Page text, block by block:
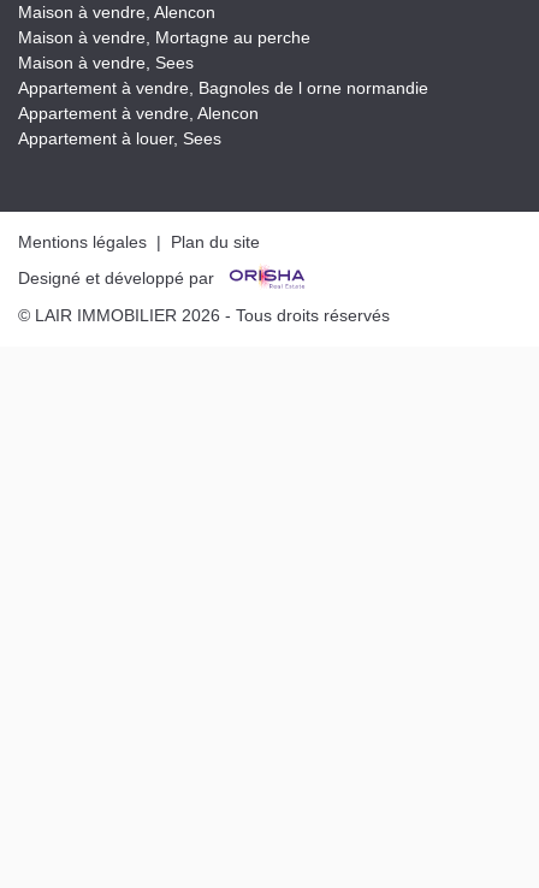
Maison à vendre, Alencon
Maison à vendre, Mortagne au perche
Maison à vendre, Sees
Appartement à vendre, Bagnoles de l orne normandie
Appartement à vendre, Alencon
Appartement à louer, Sees
Mentions légales | Plan du site
Designé et développé par
© LAIR IMMOBILIER 2026 - Tous droits réservés